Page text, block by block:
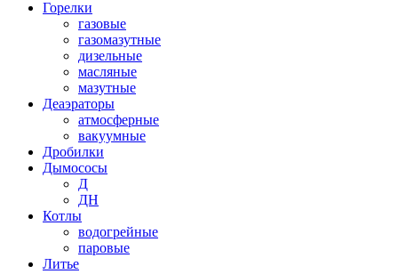
Горелки
газовые
газомазутные
дизельные
масляные
мазутные
Деаэраторы
атмосферные
вакуумные
Дробилки
Дымососы
Д
ДН
Котлы
водогрейные
паровые
Литье